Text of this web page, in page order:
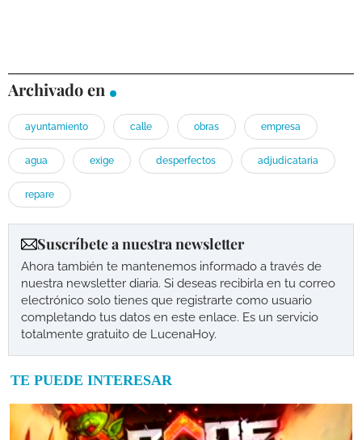
Archivado en
ayuntamiento calle obras empresa
agua exige desperfectos adjudicataria
repare
Suscríbete a nuestra newsletter
Ahora también te mantenemos informado a través de
nuestra newsletter diaria. Si deseas recibirla en tu correo
electrónico solo tienes que registrarte como usuario
completando tus datos en este enlace. Es un servicio
totalmente gratuito de LucenaHoy.
TE PUEDE INTERESAR